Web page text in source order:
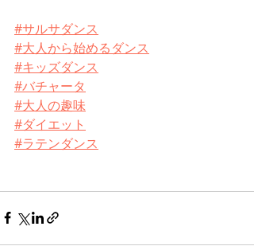
#サルサダンス
#大人から始めるダンス
#キッズダンス
#バチャータ
#大人の趣味
#ダイエット
#ラテンダンス